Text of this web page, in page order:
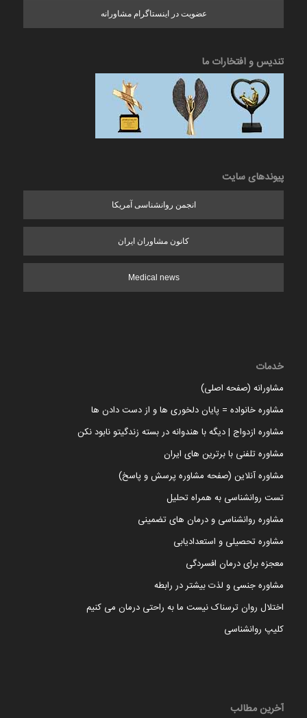
عضویت در اینستاگرام مشاورانه
تندیس و افتخارات ما
پیوندهای سایت
انجمن روانشناسی آمریکا
کانون مشاوران ایران
Medical news
خدمات
مشاورانه (صفحه اصلی)
مشاوره خانواده = پایان دلخوری ها و از دست دادن ها
مشاوره ازدواج | دیگه با هندوانه در بسته زندگیتو نابود نکن
مشاوره تلفنی با برترین های ایران
مشاوره آنلاین (صفحه مشاوره پرسش و پاسخ)
تست روانشناسی به همراه تحلیل
مشاوره روانشناسی و درمان های تضمینی
مشاوره تحصیلی و استعدادیابی
معجزه برای درمان افسردگی
مشاوره جنسی و لذت بیشتر در رابطه
اختلال روان ترسناک نیست ما به راحتی درمان می کنیم
کلیپ روانشناسی
آخرین مطالب